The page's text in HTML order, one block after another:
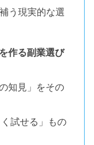
う現実的な選
作る副業選び
知見」をその
試せる」もの